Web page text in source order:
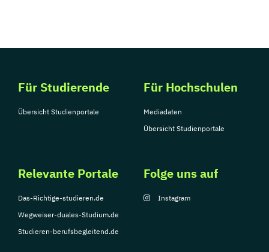
Für Studierende
Übersicht Studienportale
Für Hochschulen
Mediadaten
Übersicht Studienportale
Relevante Portale
Das-Richtige-studieren.de
Wegweiser-duales-Studium.de
Studieren-berufsbegleitend.de
Folge uns auf
Instagram